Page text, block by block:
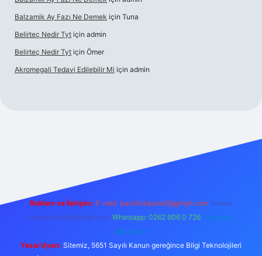
Balzamik Ay Fazı Ne Demek için Tuna
Belirteç Nedir Tyt için admin
Belirteç Nedir Tyt için Ömer
Akromegali Tedavi Edilebilir Mi için admin
Reklam ve İletişim: E-mail: backlinkpaneli@gmail.com Teams:
forumhizmeti@gmail.com Whatsapp: 0262 606 0 726 Telegram:
@karabul
Yasal Uyarı: Sitemiz, 5651 Sayılı Kanun gereğince Bilgi Teknolojileri